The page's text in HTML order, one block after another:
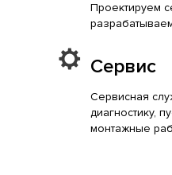
Проектируем
Сервис
Сервисная
диагностику,
монтажные